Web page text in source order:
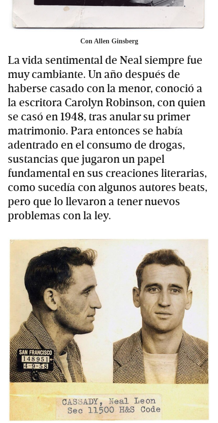
Con Allen Ginsberg
La vida sentimental de Neal siempre fue
muy cambiante. Un año después de
haberse casado con la menor, conoció a
la escritora Carolyn Robinson, con quien
se casó en 1948, tras anular su primer
matrimonio. Para entonces se había
adentrado en el consumo de drogas,
sustancias que jugaron un papel
fundamental en sus creaciones literarias,
como sucedía con algunos autores beats,
pero que lo llevaron a tener nuevos
problemas con la ley.